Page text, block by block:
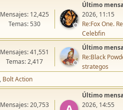
Mensajes: 12,425
Temas: 530
Último
2026, 11:15
Re:Fox One.
Celebfin
Mensajes: 41,551
Temas: 2,417
Último
Re:Black
strategos
Bolt Action
Mensajes: 20,753
Último
2026, 14:55